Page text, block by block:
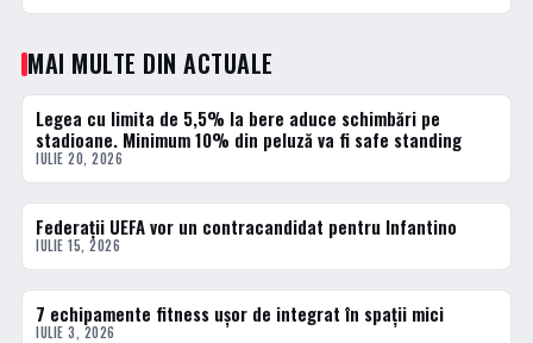
MAI MULTE DIN ACTUALE
ACTUALE
Legea cu limita de 5,5% la bere aduce schimbări pe
stadioane. Minimum 10% din peluză va fi safe standing
IULIE 20, 2026
ACTUALE
Federații UEFA vor un contracandidat pentru Infantino
IULIE 15, 2026
ACTUALE
7 echipamente fitness ușor de integrat în spații mici
IULIE 3, 2026